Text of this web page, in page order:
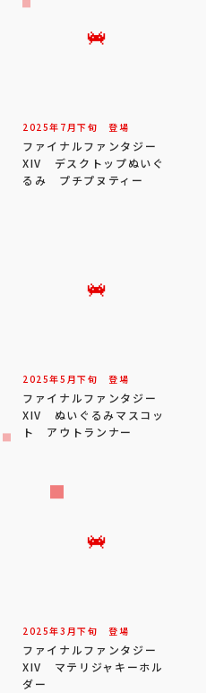
2025年 7 月下旬 登場
ファイナルファンタジー
XIV デスクトップぬいぐ
るみ プチプヌティー
2025年5 月下旬 登場
ファイナルファンタジー
XIV ぬいぐるみマスコッ
ト アウトランナー
2025年3 月下旬 登場
ファイナルファンタジー
XIV マテリジャキーホル
ダー